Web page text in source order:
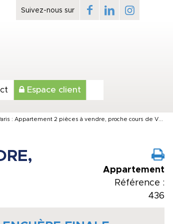
Espace client
: Appartement 2 pièces à vendre, proche cours de V...
Appartement
Référence :
436